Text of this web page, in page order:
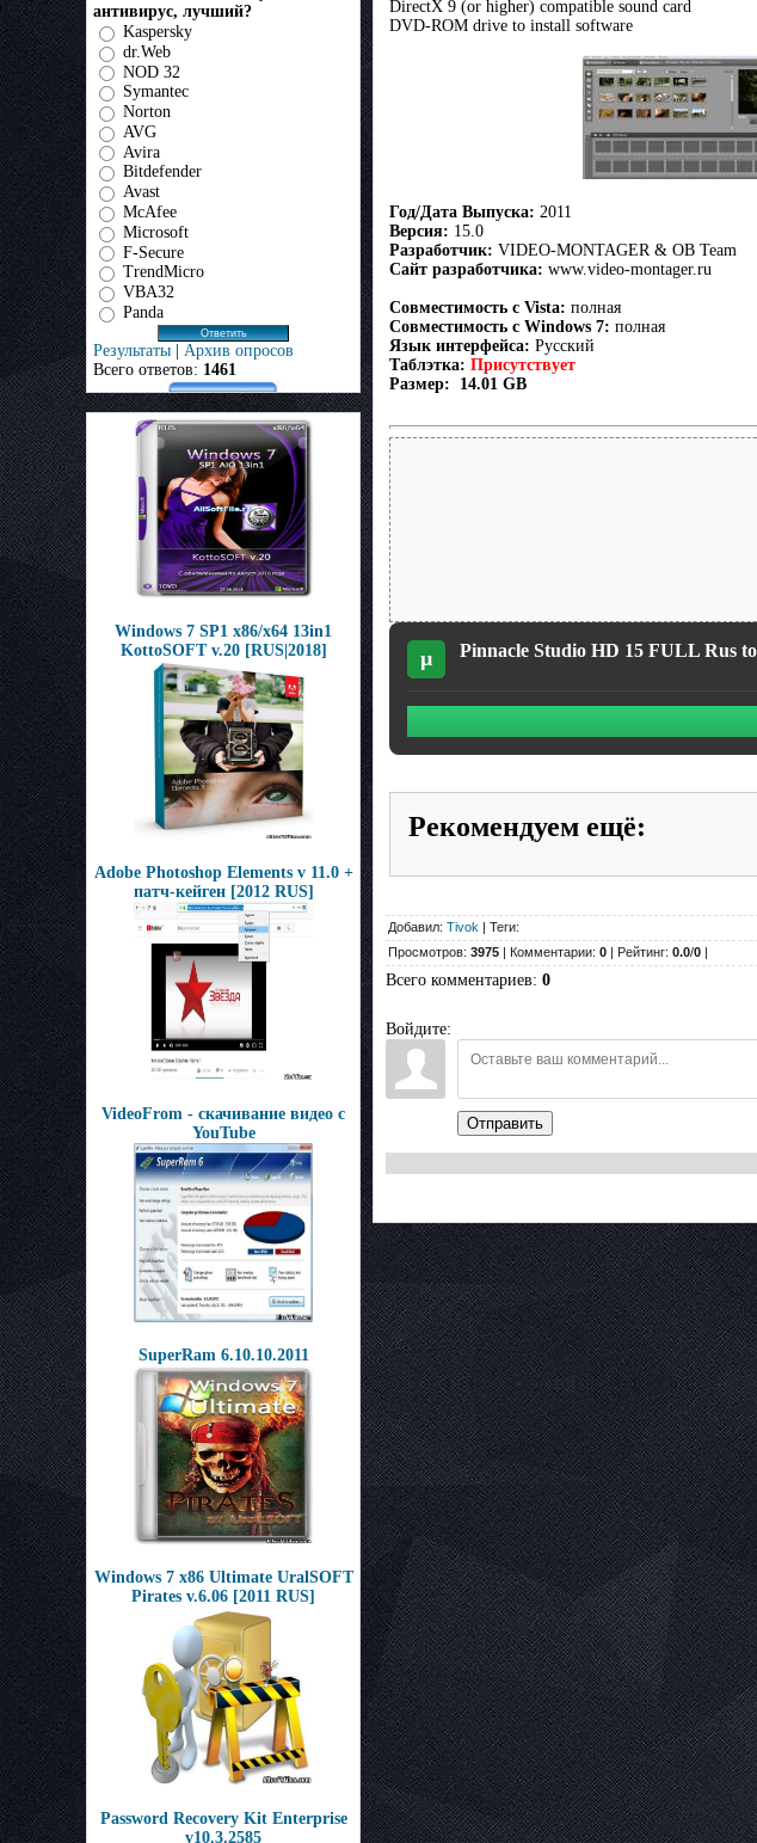
антивирус, лучший?
Kaspersky
dr.Web
NOD 32
Symantec
Norton
AVG
Avira
Bitdefender
Avast
McAfee
Microsoft
F-Secure
TrendMicro
VBA32
Panda
Результаты | Архив опросов
Всего ответов: 1461
Windows 7 SP1 x86/x64 13in1
KottoSOFT v.20 [RUS|2018]
Adobe Photoshop Elements v 11.0 +
патч-кейген [2012 RUS]
VideoFrom - скачивание видео с
YouTube
SuperRam 6.10.10.2011
Windows 7 x86 Ultimate UralSOFT
Pirates v.6.06 [2011 RUS]
Password Recovery Kit Enterprise
v10.3.2585
DirectX 9 (or higher) compatible sound card
DVD-ROM drive to install software
Год/Дата Выпуска: 2011
Версия: 15.0
Разработчик: VIDEO-MONTAGER & OB Team
Сайт разработчика: www.video-montager.ru
Совместимость с Vista: полная
Совместимость с Windows 7: полная
Язык интерфейса: Русский
Таблэтка: Присутствует
Размер:
14.01 GB
µ Pinnacle Studio HD 15 FULL Rus
Рекомендуем ещё:
Добавил: Tivok | Теги:
Просмотров: 3975 | Комментарии: 0 | Рейтинг: 0.0/0 |
Всего комментариев: 0
Войдите:
Отправить